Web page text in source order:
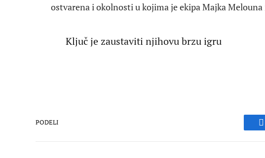
ostvarena i okolnosti u kojima je ekipa Majka Melouna
Ključ je zaustaviti njihovu brzu igru
PODELI